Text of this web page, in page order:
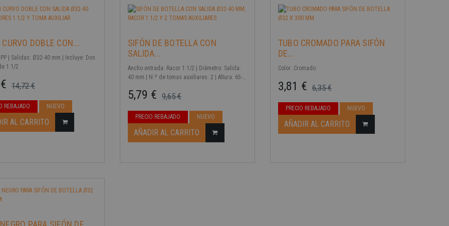
DOBLE CON...
| Salidas: Ø32-40 mm | Incluye: Dos
1 1/2
14,72 €
REBAJADO NUEVO
AL CARRITO
SIFÓN DE BOTELLA CON
SALIDA...
Ancho entrada: Racor 1 1/2 | Diámetro: Salida:
40 mm | N.º de tomas auxiliares: 2 | Altura: 65-
| Material: PVC | Instalación: Fregadero de un
9,65 €
5,79 €
PRECIO REBAJADO NUEVO
AÑADIR AL CARRITO
TUBO CROMADO PARA SIFÓN
DE...
Color: Cromado
6,35 €
3,81 €
PRECIO REBAJADO NUEVO
AÑADIR AL CARRITO